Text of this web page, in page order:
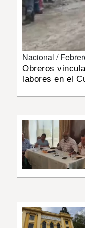
Nacional /
Obreros
labores en el